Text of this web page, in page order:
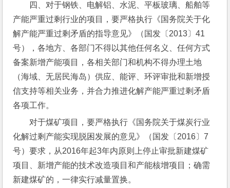
四、对于钢铁、电解铝、水泥、平板玻璃、船舶等
产能严重过剩行业的项目，要严格执行《国务院关于化
解产能严重过剩矛盾的指导意见》（国发〔2013〕41
号），各地方、各部门不得以其他任何名义、任何方式
备案新增产能项目，各相关部门和机构不得办理土地
（海域、无居民海岛）供应、能评、环评审批和新增授
信支持等相关业务，并合力推进化解产能严重过剩矛盾
各项工作。
对于煤矿项目，要严格执行《国务院关于煤炭行业
化解过剩产能实现脱困发展的意见》（国发〔2016〕7
号）要求，从2016年起3年内原则上停止审批新建煤矿
项目、新增产能的技术改造项目和产能核增项目；确需
新建煤矿的，一律实行减量置换。